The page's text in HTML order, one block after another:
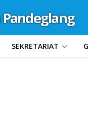
SEKRETARIAT